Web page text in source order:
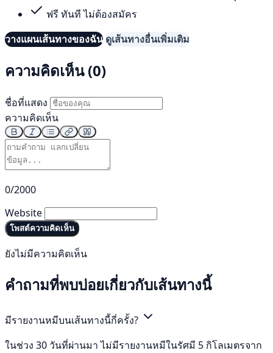
ฟรี ทันที ไม่ต้องสมัคร
วางแผนเส้นทางของฉัน ดูเส้นทางอื่นเพิ่มเติม
ความคิดเห็น (0)
ชื่อที่แสดง
ความคิดเห็น
0/2000
Website
โพสต์ความคิดเห็น
ยังไม่มีความคิดเห็น
คำถามที่พบบ่อยเกี่ยวกับเส้นทางนี้
มีรายงานหมีบนเส้นทางนี้กี่ครั้ง?
ในช่วง 30 วันที่ผ่านมา ไม่มีรายงานหมีในรัศมี 5 กิโลเมตรจาก